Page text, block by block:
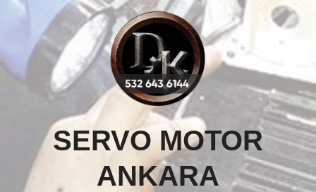
Skip
content
SERVO MOTOR
ANKARA